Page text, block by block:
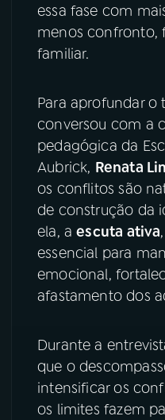
YouTube
TikTok
essa fase com
menos confronto,
familiar.
Para aprofundar
conversou com a
pedagógica da
Aubrick, Renata
os conflitos são
de construção da
ela, aescuta ativa
essencial para
emocional,
afastamento dos
Durante a
que o
intensificar os
os limites fazem